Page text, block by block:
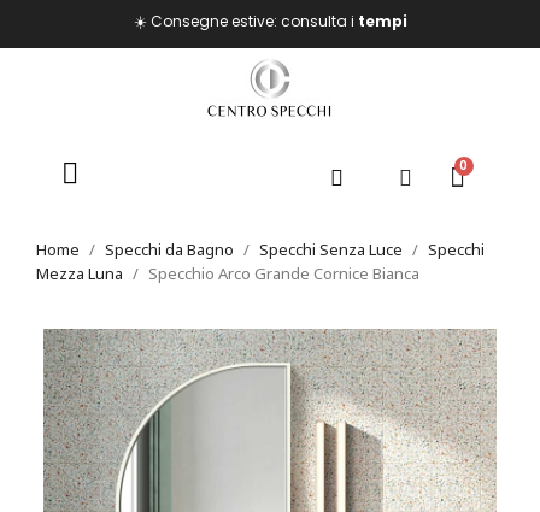
☀️ Consegne estive: consulta i tempi
Home Specchi da Bagno Specchi Senza Luce
Specchi
Mezza Luna
Specchio Arco Grande Cornice Bianca